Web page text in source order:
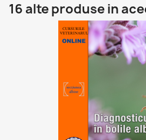
16 alte produse in